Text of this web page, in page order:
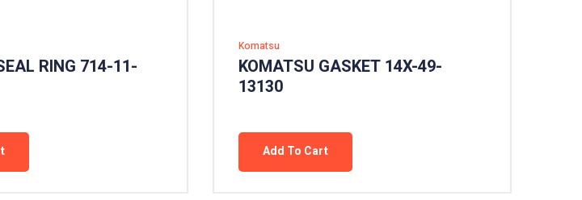
RING 714-11-
Komatsu
KOMATSU GASKET 14X-49-
13130
Add To Cart